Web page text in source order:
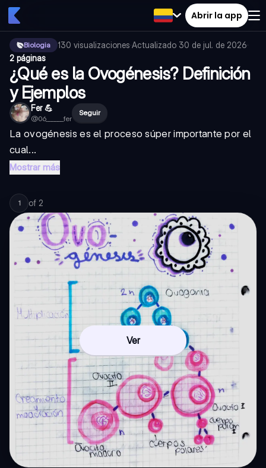
Abrir la app
Biologia 130 visualizaciones·Actualizado 30 de jul. de 2026·
2 páginas
¿Qué es la Ovogénesis? Definición
y Ejemplos
Fer 💪
@06______fer
Seguir
La ovogénesis es el proceso súper importante por el
cual...
Mostrar más
1 of 2
Ver